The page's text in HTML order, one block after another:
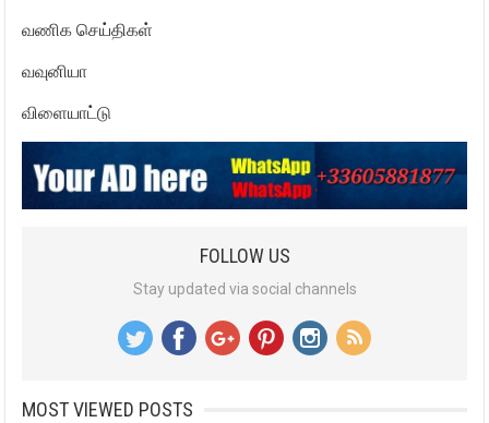
வணிக செய்திகள்
வவுனியா
விளையாட்டு
FOLLOW US
Stay updated via social channels
MOST VIEWED POSTS